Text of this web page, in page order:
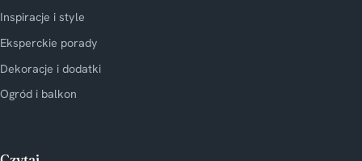
Inspiracje i style
Eksperckie porady
Dekoracje i dodatki
Ogród i balkon